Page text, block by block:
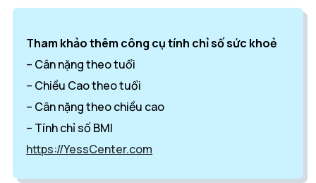
Tham khảo thêm công cụ tính chỉ số sức khoẻ
– Cân nặng theo tuổi
– Chiều Cao theo tuổi
– Cân nặng theo chiều cao
– Tính chỉ số BMI
https://YessCenter.com